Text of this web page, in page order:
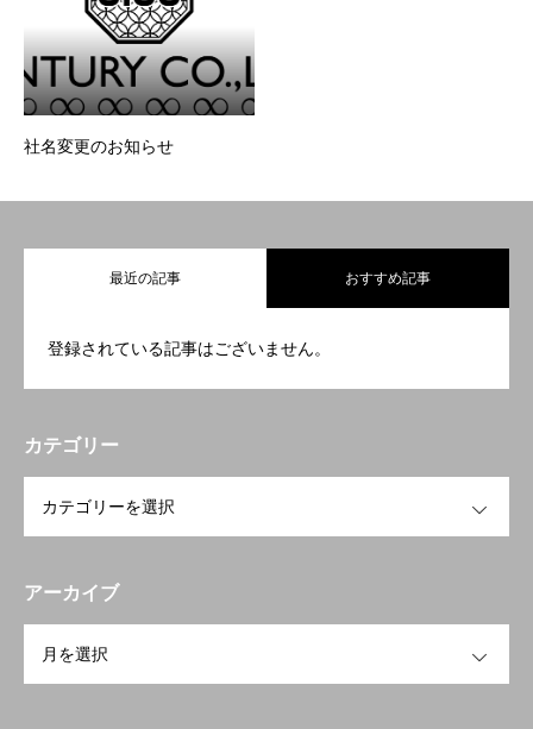
トップページ
宅配買取
出張買取
無料買取査定
LINE無料査定
社名変更のお知らせ
最近の記事 おすすめ記事
登録されている記事はございません。
カテゴリー
アーカイブ